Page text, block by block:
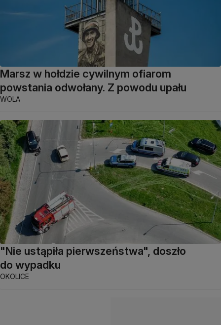
Marsz w hołdzie cywilnym ofiarom
powstania odwołany. Z powodu upału
WOLA
"Nie ustąpiła pierwszeństwa", doszło
do wypadku
OKOLICE